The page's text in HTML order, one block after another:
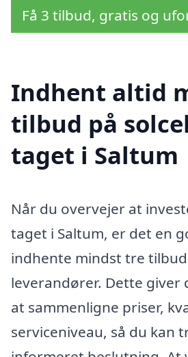
Få 3 tilbud, gratis og
Indhent altid
tilbud på
taget i Saltum
Når du overvejer at
taget i Saltum, er det en
indhente mindst tre
leverandører. Dette giver
at sammenligne priser,
serviceniveau, så du kan